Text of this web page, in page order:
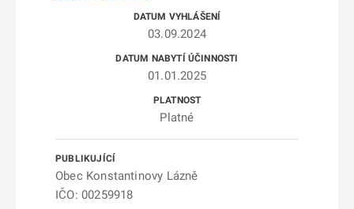
03.09.2024
01.01.2025
Platné
Obec Konstantinovy Lázně
IČO: 00259918